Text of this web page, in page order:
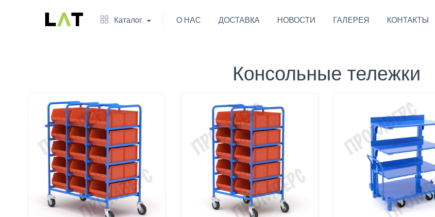
Каталог О НАС ДОСТАВКА НОВОСТИ ГАЛЕРЕЯ КОНТАКТЫ
Консольные тележки